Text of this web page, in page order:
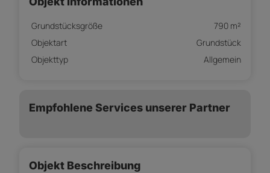
Grundstücksgröße
790 m²
Objektart
Grundstück
Objekttyp
Allgemein
Empfohlene Services unserer Partner
Objekt Beschreibung